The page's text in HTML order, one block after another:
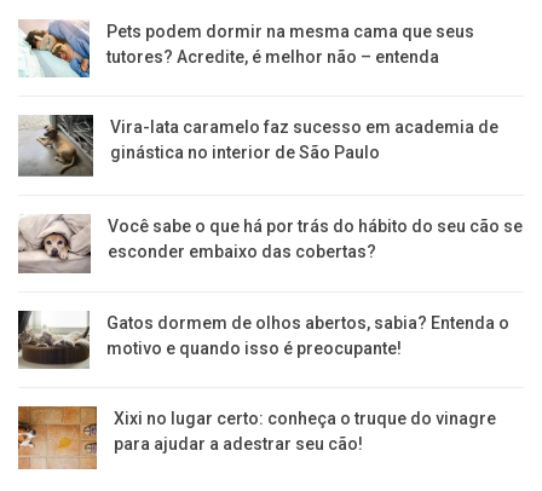
Pets podem dormir na mesma cama que seus
tutores? Acredite, é melhor não – entenda
Vira-lata caramelo faz sucesso em academia de
ginástica no interior de São Paulo
Você sabe o que há por trás do hábito do seu cão se
esconder embaixo das cobertas?
Gatos dormem de olhos abertos, sabia? Entenda o
motivo e quando isso é preocupante!
Xixi no lugar certo: conheça o truque do vinagre
para ajudar a adestrar seu cão!